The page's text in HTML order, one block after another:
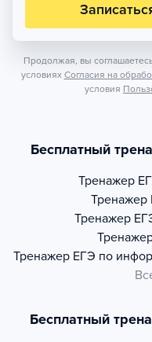
Продолжая, вы
условиях Согласия на
условия
Бесплатный
Тренажер
Тренажер
Тренажер
Тренажер ЕГЭ по
Бесплатный